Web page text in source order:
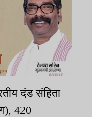
दंड संहिता
420